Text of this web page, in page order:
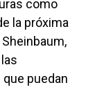
como
la próxima
puedan